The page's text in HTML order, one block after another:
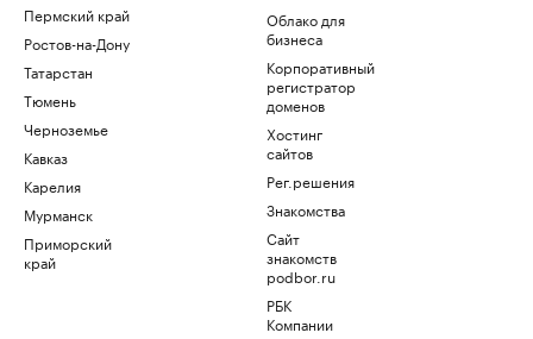
Пермский край
Ростов-на-Дону
Татарстан
Тюмень
Черноземье
Кавказ
Карелия
Мурманск
Приморский
край
Облако для
бизнеса
Корпоративный
регистратор
доменов
Хостинг
сайтов
Рег.решения
Знакомства
Сайт
знакомств
podbor.ru
РБК
Компании